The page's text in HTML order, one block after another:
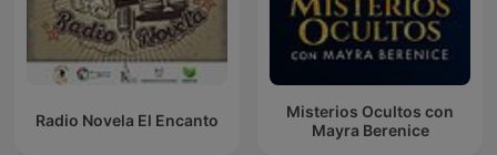
Radio Novela El Encanto
Misterios Ocultos con
Mayra Berenice